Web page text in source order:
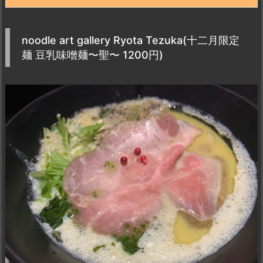
noodle art gallery Ryota Tezuka(十二月限定
麺 豆乳味噌麺〜聖〜 1200円)